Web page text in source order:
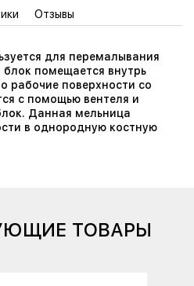
Отзывы
для перемалывания
помещается внутрь
рабочие поверхности со
с помощью вентеля и
Данная мельница
в однородную костную
ТОВАРЫ